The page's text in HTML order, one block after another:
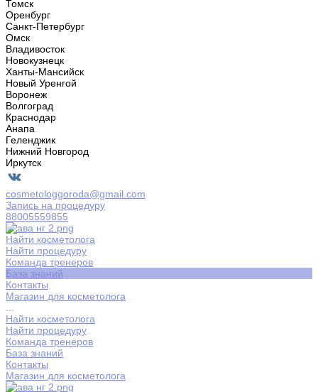
Томск
Оренбург
Санкт-Петербург
Омск
Владивосток
Новокузнецк
Ханты-Мансийск
Новый Уренгой
Воронеж
Волгоград
Краснодар
Анапа
Геленджик
Нижний Новгород
Иркутск
cosmetologgoroda@gmail.com
Запись на процедуру
88005559855
Найти косметолога
Найти процедуру
Команда тренеров
База знаний
Контакты
Магазин для косметолога
Найти косметолога
Найти процедуру
Команда тренеров
База знаний
Контакты
Магазин для косметолога